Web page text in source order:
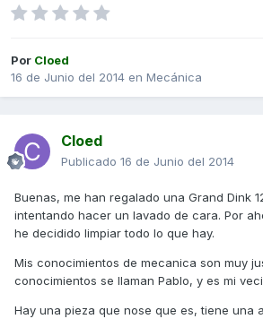
Por Cloed
16 de Junio del 2014 en Mecánica
Cloed
Publicado 16 de Junio del 2014
Buenas, me han regalado una Grand Dink
intentando hacer un lavado de cara. Por
he decidido limpiar todo lo que hay.
Mis conocimientos de mecanica son muy
conocimientos se llaman Pablo, y es mi
Hay una pieza que nose que es, tiene una